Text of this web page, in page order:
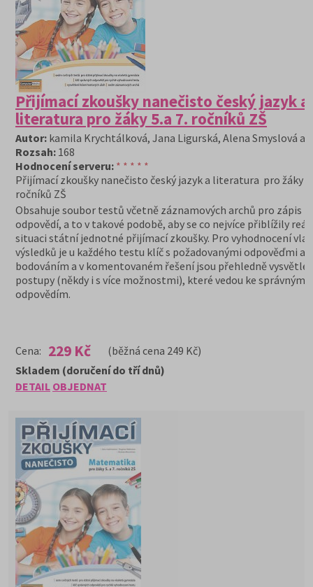
Přijímací zkoušky nanečisto český jazyk a
literatura pro žáky 5.a 7. ročníků ZŠ
Autor: kamila Krychtálková, Jana Ligurská, Alena Smyslová a
Rozsah: 168
Hodnocení serveru: * * * * *
Přijímací zkoušky nanečisto český jazyk a literatura pro žáky
ročníků ZŠ
Obsahuje soubor testů včetně záznamových archů pro zápis
odpovědí, a to v takové podobě, aby se co nejvíce přiblížily
situaci státní jednotné přijímací zkoušky. Pro vyhodnocení
výsledků je u každého testu klíč s požadovanými odpověďmi a
bodováním a v komentovaném řešení jsou přehledně
postupy (někdy i s více možnostmi), které vedou ke správným
odpovědím.
Cena: 229 Kč (běžná cena 249 Kč)
DETAIL OBJEDNAT
Skladem (doručení do tří dnů)